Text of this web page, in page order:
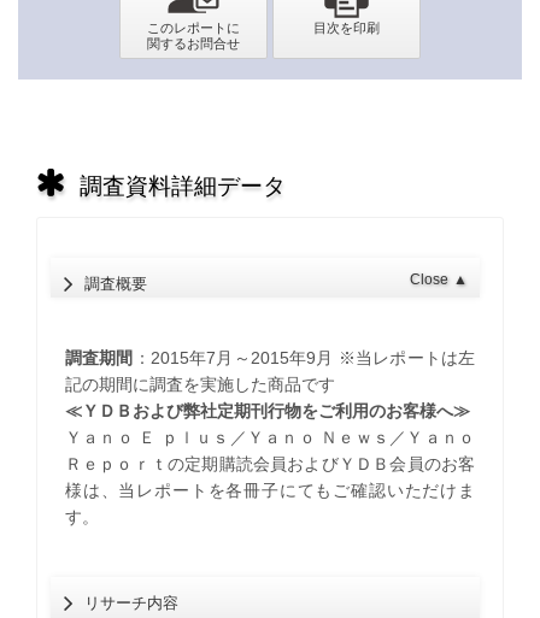
調査資料詳細データ
調査概要 Close ▲
調査期間 ：2015年7月～2015年9月 ※当レポートは左
記の期間に調査を実施した商品です
≪ＹＤＢおよび弊社定期刊行物をご利用のお客様へ≫
Ｙａｎｏ Ｅ ｐｌｕｓ／Ｙａｎｏ Ｎｅｗｓ／Ｙａｎｏ
Ｒｅｐｏｒｔの定期購読会員およびＹＤＢ会員のお客
様は、当レポートを各冊子にてもご確認いただけま
す。
リサーチ内容